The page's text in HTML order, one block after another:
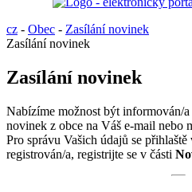
cz - Obec - Zasílání novinek
Zasílání novinek
Zasílání novinek
Nabízíme možnost být informován/
novinek z obce na Váš e-mail nebo
Pro správu Vašich údajů se přihlaště
registrován/a, registrijte se v části